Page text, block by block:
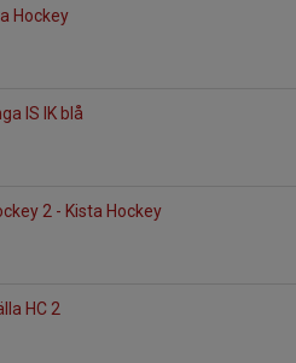
Hockey
IS IK blå
2 - Kista Hockey
HC 2